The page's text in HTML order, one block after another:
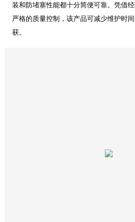
装和防堵塞性能都十分简便可靠。凭借
严格的质量控制，该产品可减少维护时
获。